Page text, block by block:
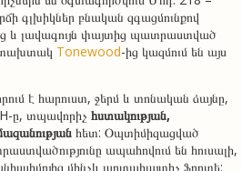
գլխիկներ բնական զգացմունքով
և լավագույն փայտից պատրաստված
տախտակ Tonewood-ից կազմում են այս
է հարուստ, ջերմ և տոնական ձայնը,
ը, տպավորիչ հստակության,
հետ: Օպտիմիզացված
ապահովում են հուսալի,
մինչև արտահայտիչ ֆորտե: